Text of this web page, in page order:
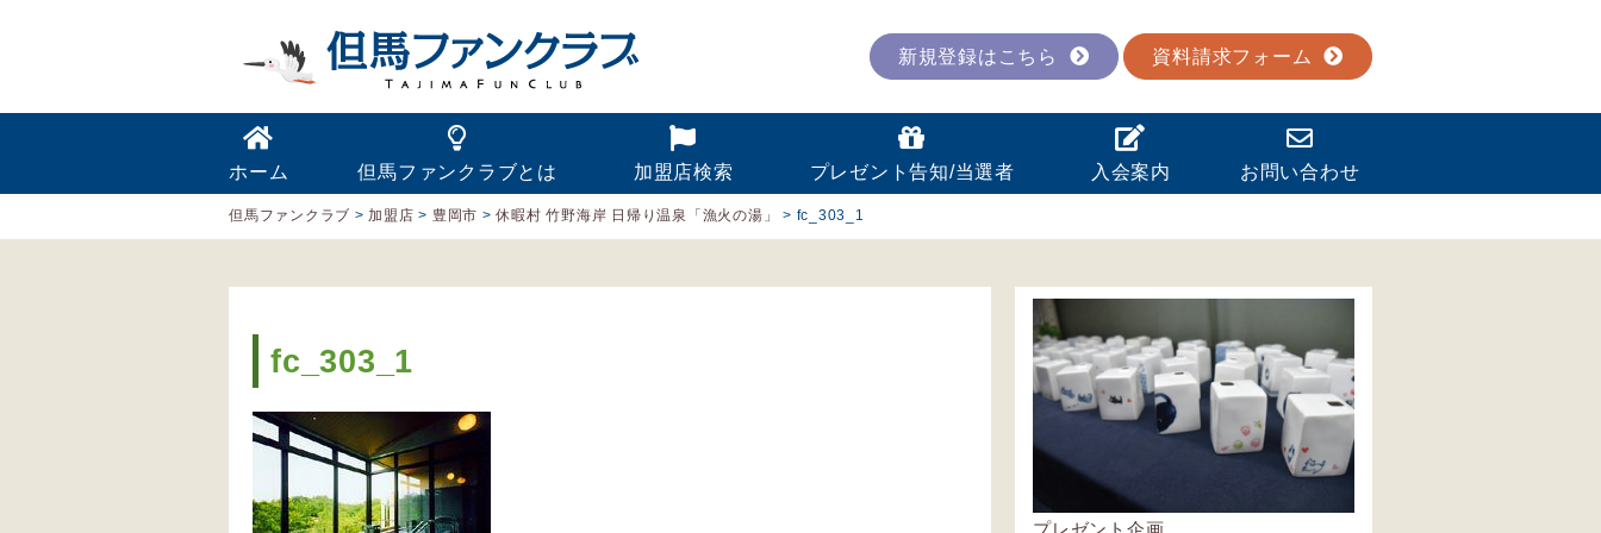
新規登録はこちら 資料請求フォーム
ホーム 但馬ファンクラブとは 加盟店検索 プレゼント告知/当選者 入会案内 お問い合わせ
但馬ファンクラブ >加盟店 > 豊岡市 >休暇村 竹野海岸 日帰り温泉「漁火の湯」 > fc_303_1
fc_303_1
プレゼント企画